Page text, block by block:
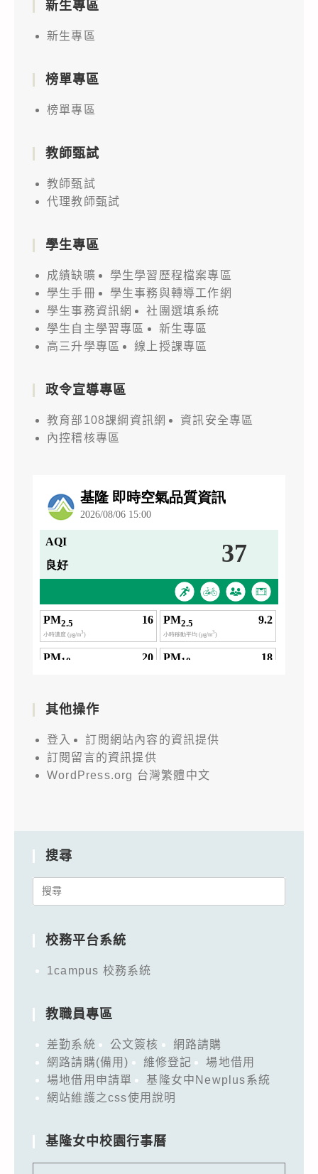
新生專區
新生專區
榜單專區
榜單專區
教師甄試
教師甄試
代理教師甄試
學生專區
成績缺曠
學生學習歷程檔案專區
學生手冊
學生事務與轉導工作網
學生事務資訊網
社團選填系統
學生自主學習專區
新生專區
高三升學專區
線上授課專區
政令宣導專區
教育部108課綱資訊網
資訊安全專區
內控稽核專區
其他操作
登入
訂閱網站內容的資訊提供
訂閱留言的資訊提供
WordPress.org 台灣繁體中文
搜尋
Search
校務平台系統
1campus 校務系統
教職員專區
差勤系統 公文簽核
網路請購
網路請購(備用)
維修登記
場地借用
場地借用申請單
基隆女中Newplus系統
網站維護之css使用說明
基隆女中校園行事曆